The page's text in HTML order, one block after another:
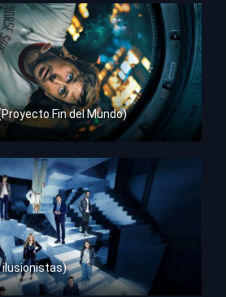
Fin del Mundo)
ilusionistas)